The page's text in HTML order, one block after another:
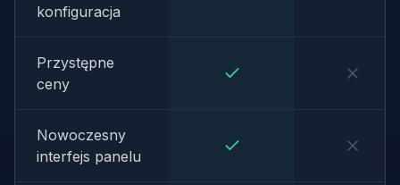
konfiguracja
Przystępne
ceny
Nowoczesny
interfejs panelu